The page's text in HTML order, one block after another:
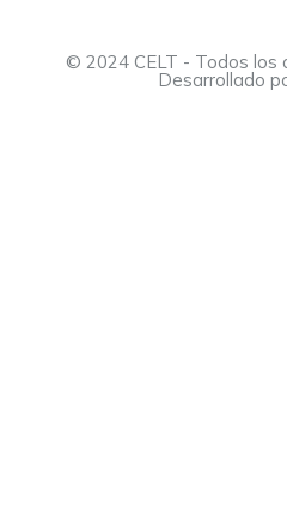
© 2024 CELT - Todos los
Desarrollado